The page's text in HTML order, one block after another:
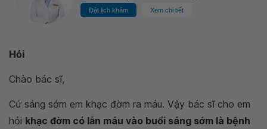
Đặt lịch khám Xem chi tiết
Hỏi
Chào bác sĩ,
Cứ sáng sớm em khạc đờm ra máu. Vậy bác sĩ cho em
hỏi khạc đờm có lẫn máu vào buổi sáng sớm là bệnh